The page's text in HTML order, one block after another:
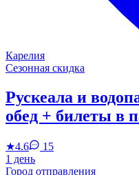
Карелия
Сезонная скидка
Рускеала и
обед + билеты в
★4.6
15
1 день
Город отправления